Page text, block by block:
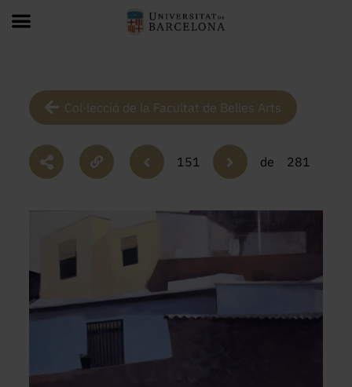
Col·lecció de la Facultat de Belles Arts
151 de 281